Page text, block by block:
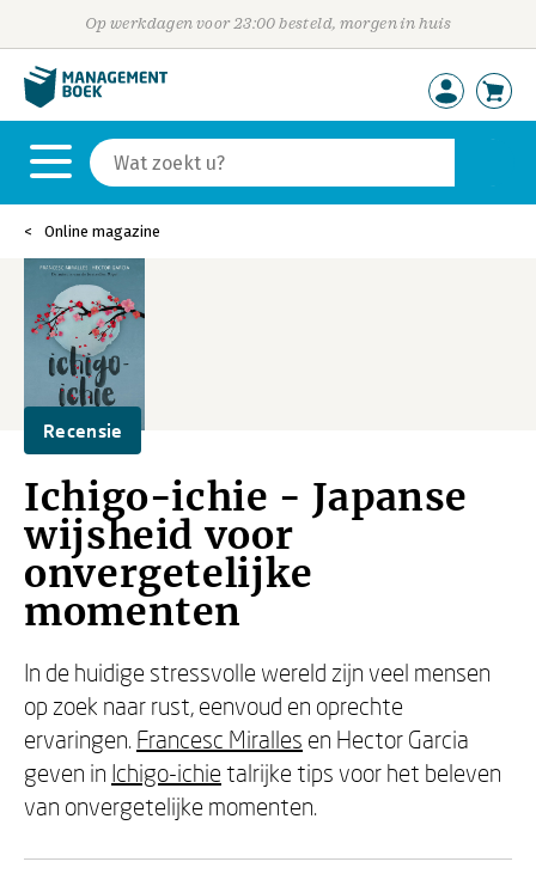
Op werkdagen voor 23:00 besteld, morgen in huis
Online magazine
Recensie
Ichigo-ichie - Japanse
wijsheid voor
onvergetelijke
momenten
In de huidige stressvolle wereld zijn veel mensen
op zoek naar rust, eenvoud en oprechte
ervaringen. Francesc Miralles en Hector Garcia
geven in Ichigo-ichie talrijke tips voor het beleven
van onvergetelijke momenten.